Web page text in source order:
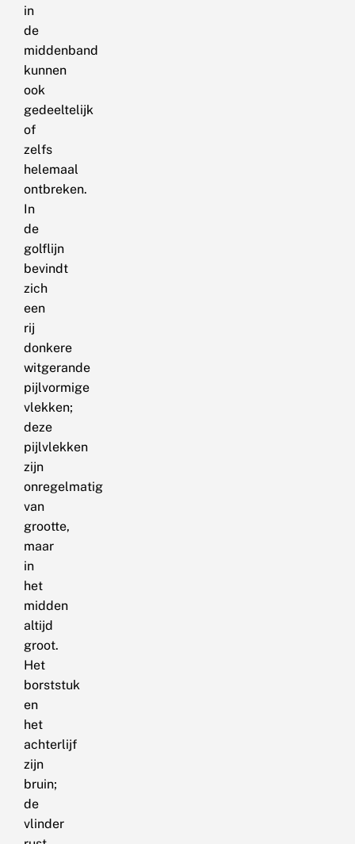
in
de
middenband
kunnen
ook
gedeeltelijk
of
zelfs
helemaal
ontbreken.
In
de
golflijn
bevindt
zich
een
rij
donkere
witgerande
pijlvormige
vlekken;
deze
pijlvlekken
zijn
onregelmatig
van
grootte,
maar
in
het
midden
altijd
groot.
Het
borststuk
en
het
achterlijf
zijn
bruin;
de
vlinder